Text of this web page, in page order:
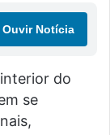
Ouvir Notícia
do
se